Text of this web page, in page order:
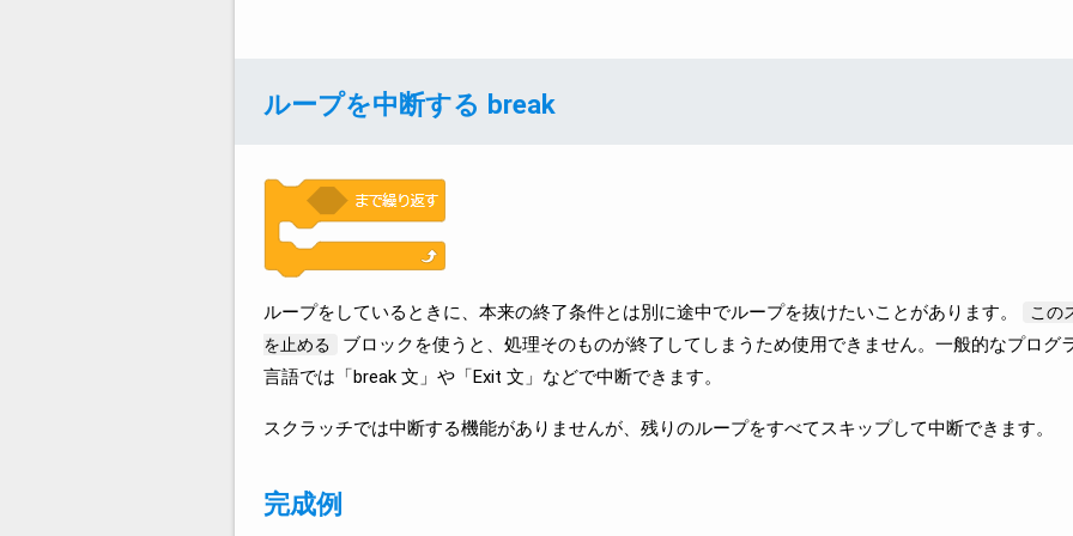
ループを中断する break
ループをしているときに、本来の終了条件とは別に途中でループを抜けたいことがあります。
この
を止める
ブロックを使うと、処理そのものが終了してしまうため使用できません。一般的なプログ
言語では「break 文」や「Exit 文」などで中断できます。
スクラッチでは中断する機能がありませんが、残りのループをすべてスキップして中断できます。
完成例